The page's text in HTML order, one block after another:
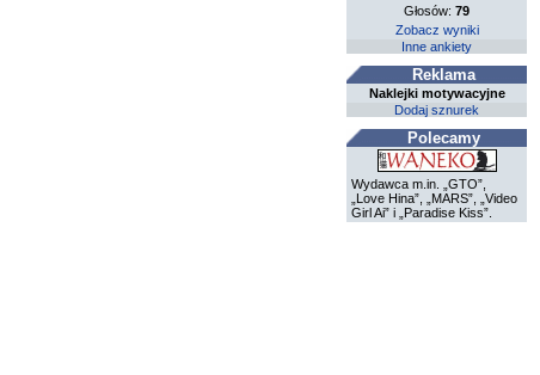
Głosów:79
Zobacz wyniki
Inne ankiety
Reklama
Naklejki motywacyjne
Dodaj sznurek
Polecamy
Wydawca m.in. „GTO”,
„Love Hina”, „MARS”, „Video
Girl Ai” i „Paradise Kiss”.